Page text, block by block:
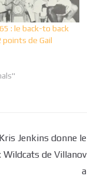
: le back-to back
points de Gail
Jenkins donne le
de Villanov
a